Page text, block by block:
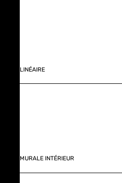
LINÉAIRE
MURALE INTÉRIEUR